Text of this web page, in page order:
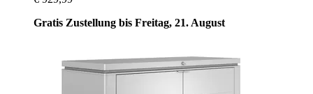
Gratis Zustellung bis Freitag, 21. August